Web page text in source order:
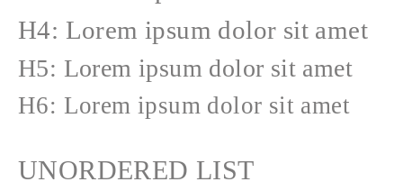
H4: Lorem ipsum dolor sit amet
H5: Lorem ipsum dolor sit amet
H6: Lorem ipsum dolor sit amet
UNORDERED LIST